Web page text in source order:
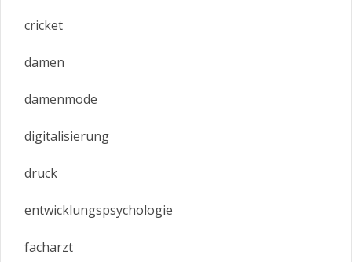
cricket
damen
damenmode
digitalisierung
druck
entwicklungspsychologie
facharzt